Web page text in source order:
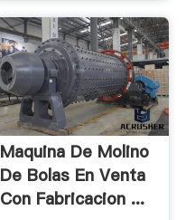
Maquina De Molino
De Bolas En Venta
Con Fabricacion ...